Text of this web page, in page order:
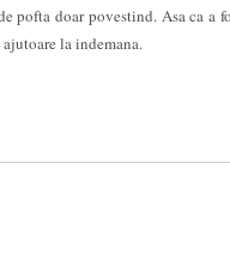
pofta doar povestind. Asa ca a
la indemana.